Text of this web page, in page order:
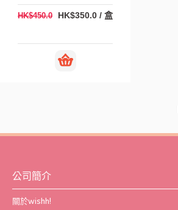
HK$450.0 HK$350.0 / 盒
公司簡介
關於wishh!